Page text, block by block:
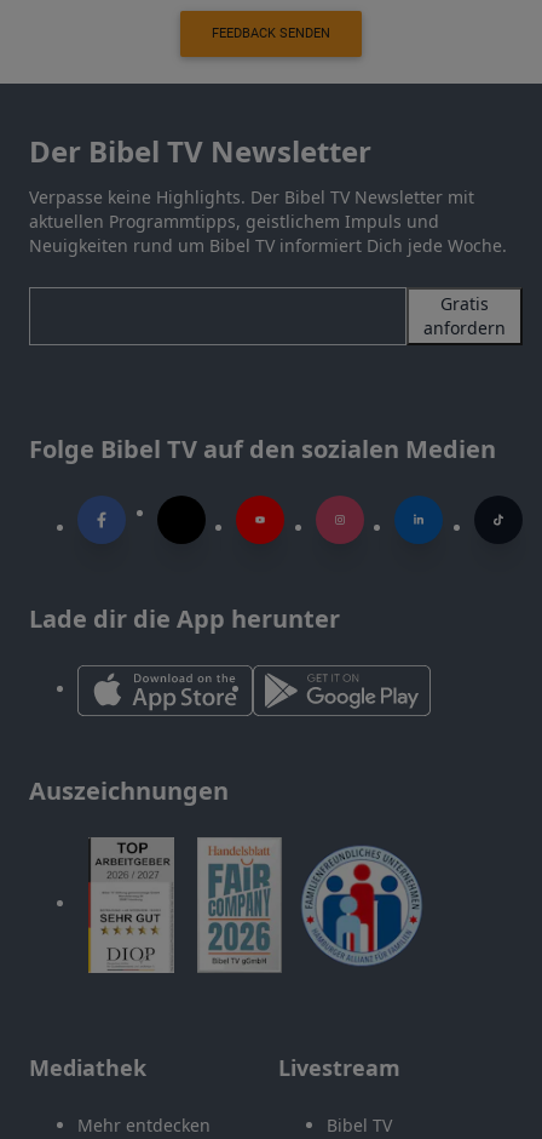
FEEDBACK SENDEN
Der Bibel TV Newsletter
Verpasse keine Highlights. Der Bibel TV Newsletter mit
aktuellen Programmtipps, geistlichem Impuls und
Neuigkeiten rund um Bibel TV informiert Dich jede Woche.
Gratis
anfordern
Folge Bibel TV auf den sozialen Medien
Lade dir die App herunter
Auszeichnungen
Mediathek
Mehr entdecken
Livestream
Bibel TV